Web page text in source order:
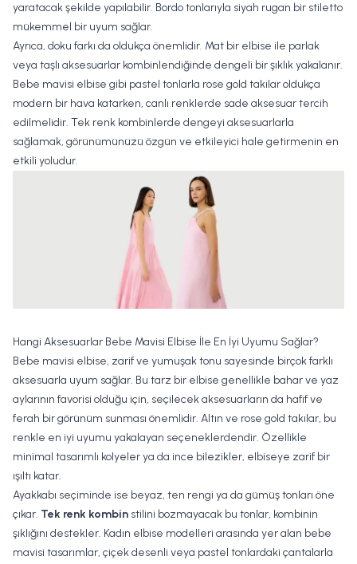
yaratacak şekilde yapılabilir. Bordo tonlarıyla siyah rugan bir stiletto
mükemmel bir uyum sağlar.
Ayrıca, doku farkı da oldukça önemlidir. Mat bir elbise ile parlak
veya taşlı aksesuarlar kombinlendiğinde dengeli bir şıklık yakalanır.
Bebe mavisi elbise gibi pastel tonlarla rose gold takılar oldukça
modern bir hava katarken, canlı renklerde sade aksesuar tercih
edilmelidir. Tek renk kombinlerde dengeyi aksesuarlarla
sağlamak, görünümünüzü özgün ve etkileyici hale getirmenin en
etkili yoludur.
Hangi Aksesuarlar Bebe Mavisi Elbise İle En İyi Uyumu Sağlar?
Bebe mavisi elbise, zarif ve yumuşak tonu sayesinde birçok farklı
aksesuarla uyum sağlar. Bu tarz bir elbise genellikle bahar ve yaz
aylarının favorisi olduğu için, seçilecek aksesuarların da hafif ve
ferah bir görünüm sunması önemlidir. Altın ve rose gold takılar, bu
renkle en iyi uyumu yakalayan seçeneklerdendir. Özellikle
minimal tasarımlı kolyeler ya da ince bilezikler, elbiseye zarif bir
ışıltı katar.
Ayakkabı seçiminde ise beyaz, ten rengi ya da gümüş tonları öne
çıkar. Tek renk kombin stilini bozmayacak bu tonlar, kombinin
şıklığını destekler. Kadın elbise modelleri arasında yer alan bebe
mavisi tasarımlar, çiçek desenli veya pastel tonlardaki çantalarla